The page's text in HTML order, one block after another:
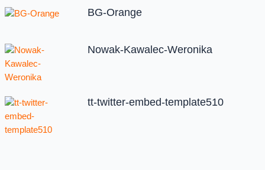
BG-Orange
Nowak-Kawalec-Weronika
tt-twitter-embed-template510